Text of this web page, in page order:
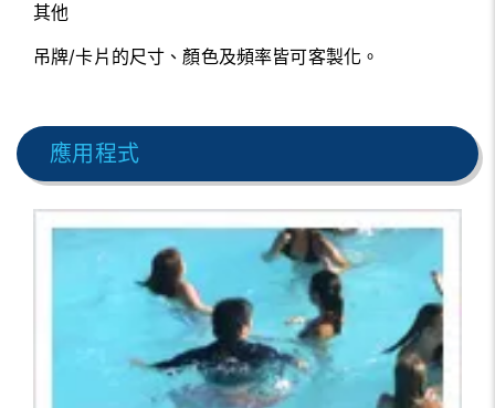
其他
吊牌/卡片的尺寸、顏色及頻率皆可客製化。
應用程式